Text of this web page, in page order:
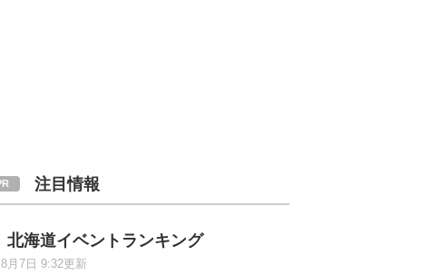
注目情報
北海道イベントランキング
8月7日 9:32更新